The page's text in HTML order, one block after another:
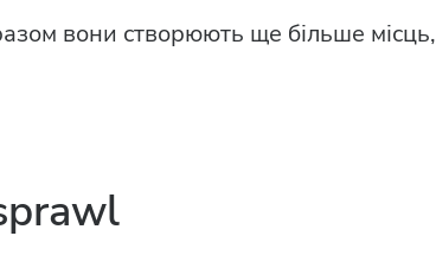
вони створюють ще більше місць,